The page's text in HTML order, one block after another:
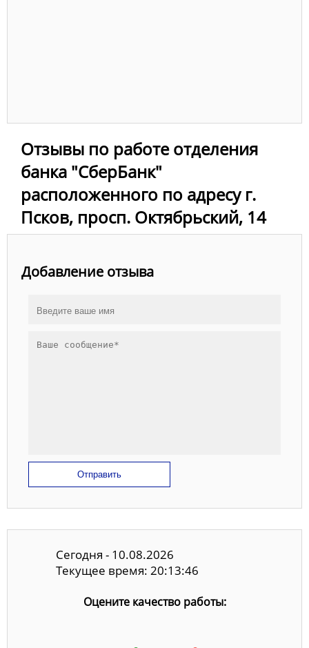
Отзывы по работе отделения
банка "СберБанк"
расположенного по адресу г.
Псков, просп. Октябрьский, 14
Добавление отзыва
Отправить
Сегодня - 10.08.2026
Текущее время: 20:13:46
Оцените качество работы: